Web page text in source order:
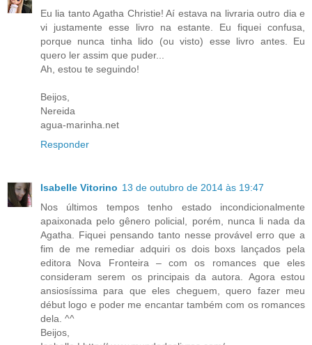
Eu lia tanto Agatha Christie! Aí estava na livraria outro dia e
vi justamente esse livro na estante. Eu fiquei confusa,
porque nunca tinha lido (ou visto) esse livro antes. Eu
quero ler assim que puder...
Ah, estou te seguindo!
Beijos,
Nereida
agua-marinha.net
Responder
Isabelle Vitorino 13 de outubro de 2014 às 19:47
Nos últimos tempos tenho estado incondicionalmente
apaixonada pelo gênero policial, porém, nunca li nada da
Agatha. Fiquei pensando tanto nesse provável erro que a
fim de me remediar adquiri os dois boxs lançados pela
editora Nova Fronteira – com os romances que eles
consideram serem os principais da autora. Agora estou
ansiosíssima para que eles cheguem, quero fazer meu
début logo e poder me encantar também com os romances
dela. ^^
Beijos,